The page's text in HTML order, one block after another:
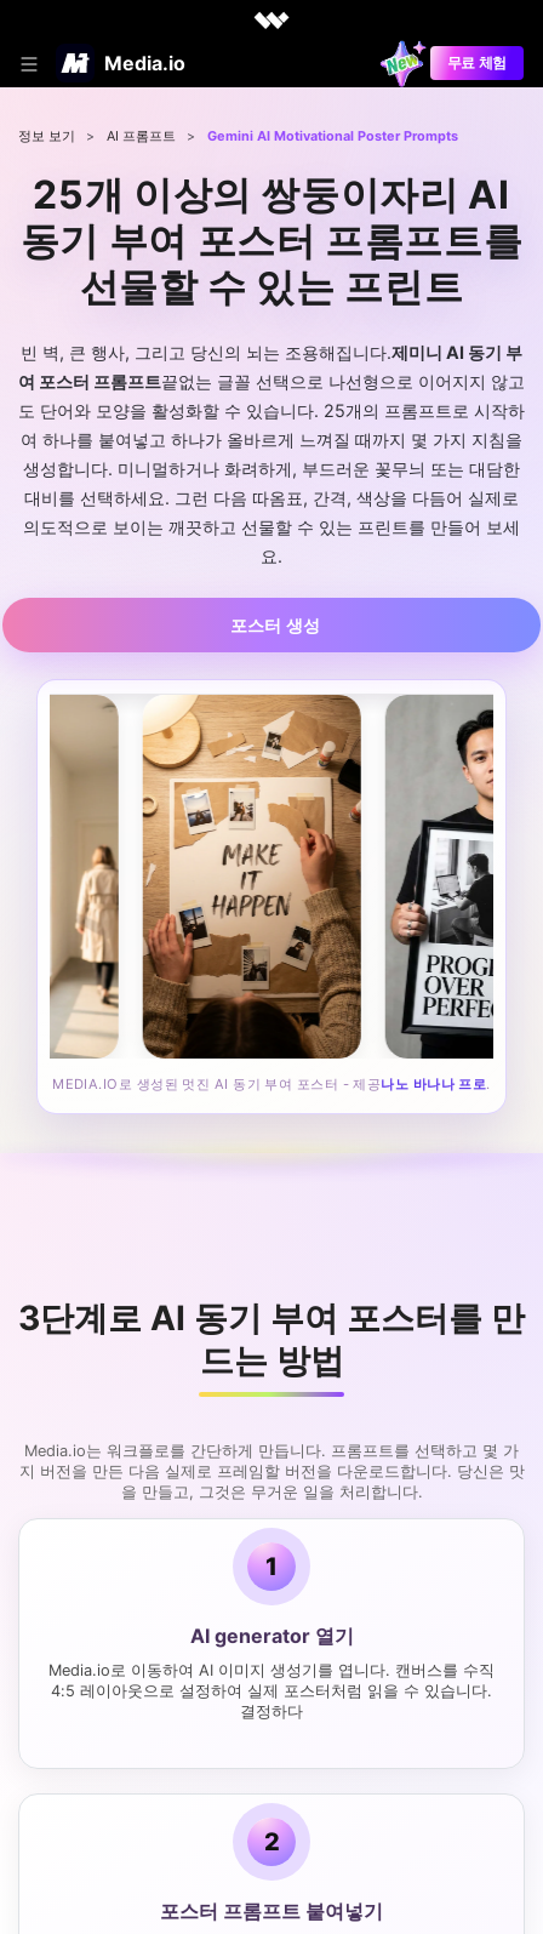
Media.io 무료 체험
정보 보기 > AI 프롬프트 > Gemini AI Motivational Poster Prompts
25개 이상의 쌍둥이자리 AI
동기 부여 포스터 프롬프트를
선물할 수 있는 프린트
빈 벽, 큰 행사, 그리고 당신의 뇌는 조용해집니다.제미니 AI 동기 부
여 포스터 프롬프트끝없는 글꼴 선택으로 나선형으로 이어지지 않고
도 단어와 모양을 활성화할 수 있습니다. 25개의 프롬프트로 시작하
여 하나를 붙여넣고 하나가 올바르게 느껴질 때까지 몇 가지 지침을
생성합니다. 미니멀하거나 화려하게, 부드러운 꽃무늬 또는 대담한
대비를 선택하세요. 그런 다음 따옴표, 간격, 색상을 다듬어 실제로
의도적으로 보이는 깨끗하고 선물할 수 있는 프린트를 만들어 보세
요.
포스터 생성
MEDIA.IO로 생성된 멋진 AI 동기 부여 포스터 - 제공나노 바나나 프로.
3단계로 AI 동기 부여 포스터를 만
드는 방법
Media.io는 워크플로를 간단하게 만듭니다. 프롬프트를 선택하고 몇 가
지 버전을 만든 다음 실제로 프레임할 버전을 다운로드합니다. 당신은 맛
을 만들고, 그것은 무거운 일을 처리합니다.
1
AI generator 열기
Media.io로 이동하여 AI 이미지 생성기를 엽니다. 캔버스를 수직
4:5 레이아웃으로 설정하여 실제 포스터처럼 읽을 수 있습니다.
결정하다
2
포스터 프롬프트 붙여넣기